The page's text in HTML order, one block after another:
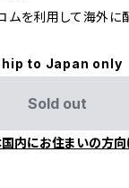
ムを利用して海外に
to Japan only
Sold out
国内にお住まいの方向